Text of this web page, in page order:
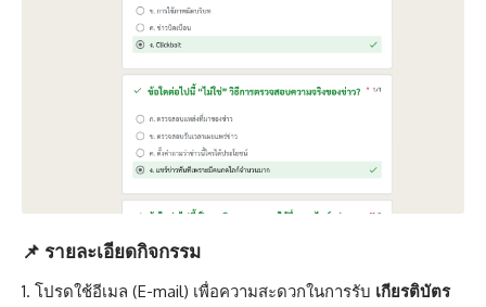
📌 รายละเอียดกิจกรรม
โปรดใช้อีเมล (E-mail) เพื่อความสะดวกในการรับ เกียรติบัตร